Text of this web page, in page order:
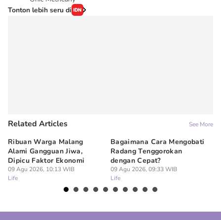
Tonton lebih seru di
Related Articles See More
Ribuan Warga Malang
Alami Gangguan Jiwa,
Dipicu Faktor Ekonomi
09 Agu 2026, 10:13 WIB
Life
Bagaimana Cara Mengobati
Radang Tenggorokan
dengan Cepat?
09 Agu 2026, 09:33 WIB
Life